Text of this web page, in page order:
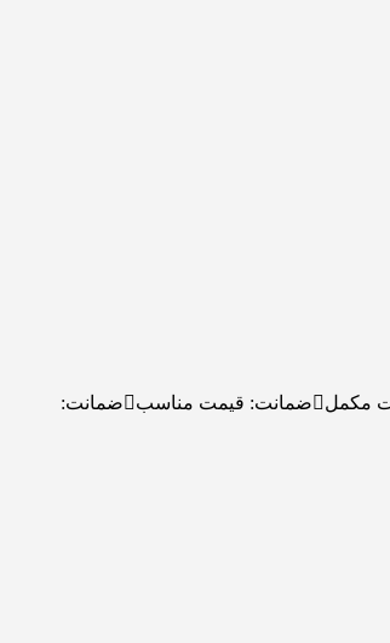
مکمل ضمانت: قیمت مناسب
ضمانت: